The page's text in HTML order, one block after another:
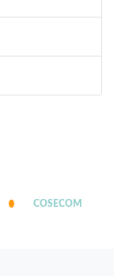
COSECOM